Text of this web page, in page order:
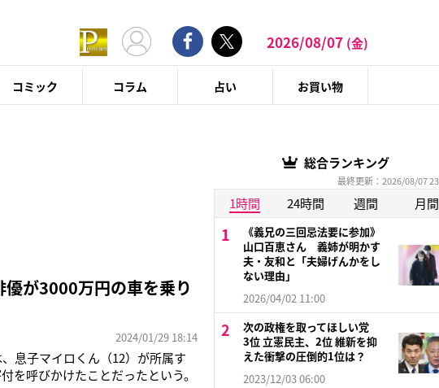
2026/08/07 (金)
コミック コラム 占い お買い物
が3000万円の車を乗り
2024/01/29 18:14
息子マイロくん（12）が所属す
を呼びかけたことだったという。
総合ランキング
最終更新：2026/08/07
1時間 24時間 週間 月間
《義兄の三回忌法要に参加》
山口百恵さん 義姉が明かす
夫・友和と「夫婦げんかをし
ない理由」
2026/04/02 11:00
次の政権を取ってほしい党
3位 立憲民主、2位 維新を抑
えた衝撃の圧倒的1位は？
2023/12/03 06:00